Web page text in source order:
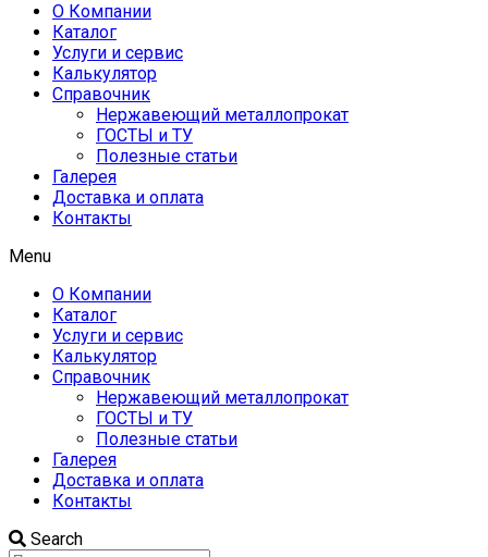
О Компании
Каталог
Услуги и сервис
Калькулятор
Справочник
Нержавеющий металлопрокат
ГОСТЫ и ТУ
Полезные статьи
Галерея
Доставка и оплата
Контакты
Menu
О Компании
Каталог
Услуги и сервис
Калькулятор
Справочник
Нержавеющий металлопрокат
ГОСТЫ и ТУ
Полезные статьи
Галерея
Доставка и оплата
Контакты
Search